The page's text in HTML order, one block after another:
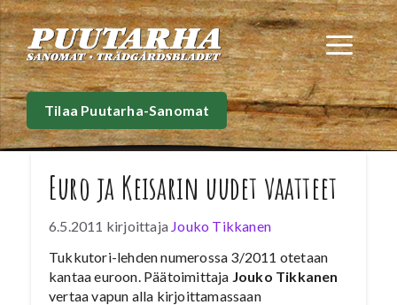
Siirry
sisältöön
Tilaa Puutarha-Sanomat
Euro ja Keisarin uudet vaatteet
6.5.2011 kirjoittaja Jouko Tikkanen
Tukkutori-lehden numerossa 3/2011 otetaan
kantaa euroon. Päätoimittaja Jouko Tikkanen
vertaa vapun alla kirjoittamassaan